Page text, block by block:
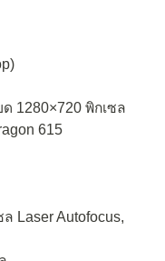
1280×720 พิกเซล
615
Laser Autofocus,